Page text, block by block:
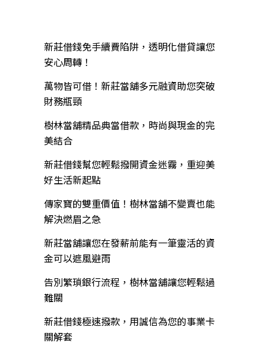
新莊借錢免手續費陷阱，透明化借貸讓您
安心周轉！
萬物皆可借！新莊當舖多元融資助您突破
財務瓶頸
樹林當舖精品典當借款，時尚與現金的完
美結合
新莊借錢幫您輕鬆撥開資金迷霧，重迎美
好生活新起點
傳家寶的雙重價值！樹林當舖不變賣也能
解決燃眉之急
新莊當舖讓您在發薪前能有一筆靈活的資
金可以遮風避雨
告別繁瑣銀行流程，樹林當舖讓您輕鬆過
難關
新莊借錢極速撥款，用誠信為您的事業卡
關解套